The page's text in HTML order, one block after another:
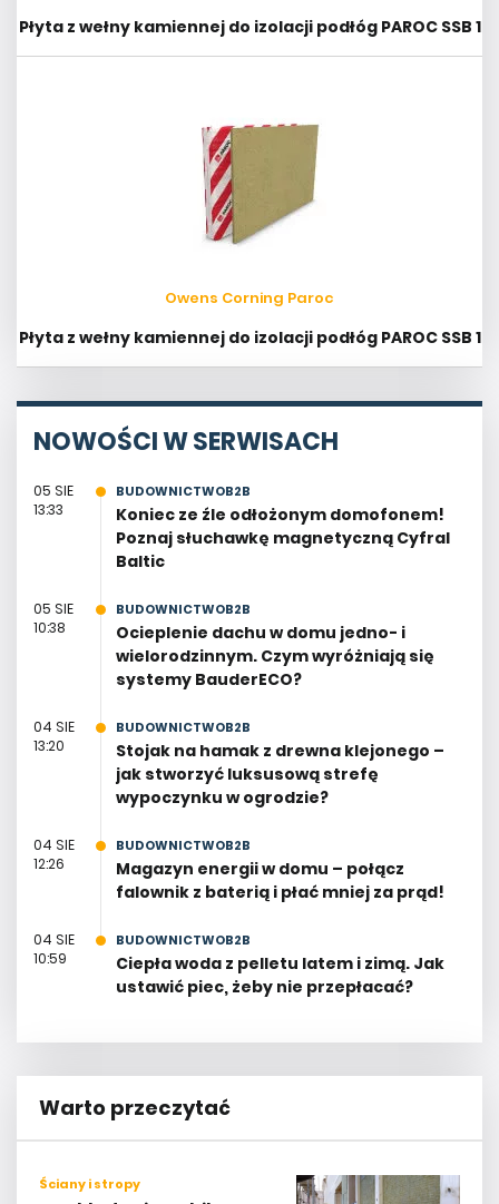
Płyta z wełny kamiennej do izolacji podłóg PAROC SSB 1
Owens Corning Paroc
Płyta z wełny kamiennej do izolacji podłóg PAROC SSB 1
NOWOŚCI W SERWISACH
05 SIE
13:33
BUDOWNICTWOB2B
Koniec ze źle odłożonym domofonem!
Poznaj słuchawkę magnetyczną Cyfral
Baltic
05 SIE
10:38
BUDOWNICTWOB2B
Ocieplenie dachu w domu jedno- i
wielorodzinnym. Czym wyróżniają się
systemy BauderECO?
04 SIE
13:20
BUDOWNICTWOB2B
Stojak na hamak z drewna klejonego –
jak stworzyć luksusową strefę
wypoczynku w ogrodzie?
04 SIE
12:26
BUDOWNICTWOB2B
Magazyn energii w domu – połącz
falownik z baterią i płać mniej za prąd!
04 SIE
10:59
BUDOWNICTWOB2B
Ciepła woda z pelletu latem i zimą. Jak
ustawić piec, żeby nie przepłacać?
Warto przeczytać
Ściany i stropy